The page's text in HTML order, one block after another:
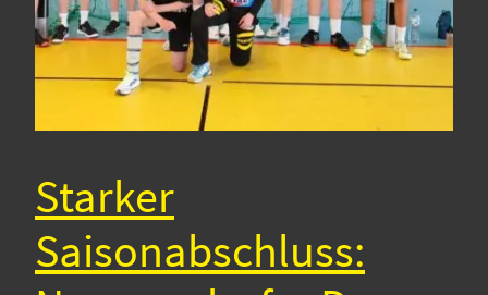
Starker
Saisonabschluss: